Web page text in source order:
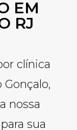
EM
RJ
clínica
nossa
sua